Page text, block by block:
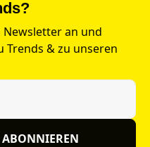
an und
Trends & zu unseren
ABONNIEREN